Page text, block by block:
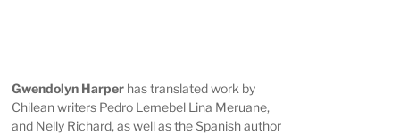
Gwendolyn Harper has translated work by
Chilean writers Pedro Lemebel Lina Meruane,
and Nelly Richard, as well as the Spanish author